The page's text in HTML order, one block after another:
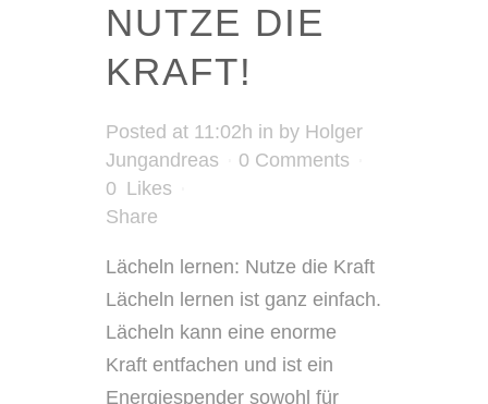
NUTZE DIE
KRAFT!
Posted at 11:02h in by Holger
Jungandreas
0 Comments
0 Likes
Share
Lächeln lernen: Nutze die Kraft
Lächeln lernen ist ganz einfach.
Lächeln kann eine enorme
Kraft entfachen und ist ein
Energiespender sowohl für